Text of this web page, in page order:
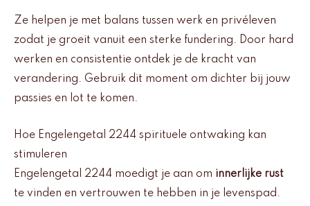
Ze helpen je met balans tussen werk en privéleven
zodat je groeit vanuit een sterke fundering. Door hard
werken en consistentie ontdek je de kracht van
verandering. Gebruik dit moment om dichter bij jouw
passies en lot te komen.
Hoe Engelengetal 2244 spirituele ontwaking kan
stimuleren
Engelengetal 2244 moedigt je aan om innerlijke rust
te vinden en vertrouwen te hebben in je levenspad.